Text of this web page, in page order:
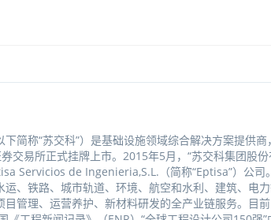
简称“苏交科”）是基础设施领域综合解决方案提供
交易所正式挂牌上市。2015年5月，“苏交科集团股
（简称“Eptisa”）公司
、铁路、城市轨道、环境、航空和水利、建筑、电
管理、运营养护、新材料研发的全产业链服务。目